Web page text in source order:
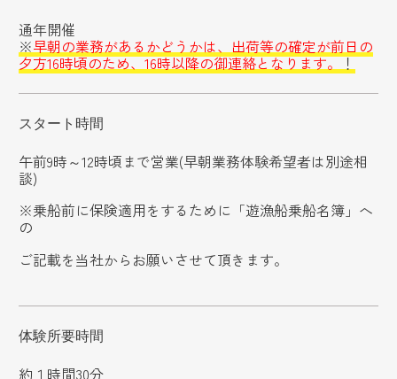
通年開催
※早朝の業務があるかどうかは、出荷等の確定が前日の
夕方16時頃のため、16時以降の御連絡となります。！
スタート時間
午前9時～12時頃まで営業(早朝業務体験希望者は別途相
談)
※乗船前に保険適用をするために「遊漁船乗船名簿」へ
の
ご記載を当社からお願いさせて頂きます。
体験所要時間
約１時間30分